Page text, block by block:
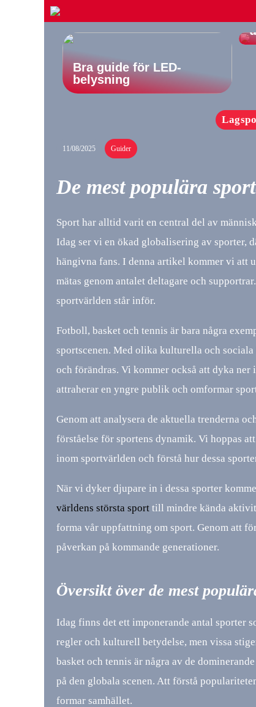
Bra guide för LED-
belysning
11/08/2025 Guider
De mest populära
Sport har alltid varit en central del av
Idag ser vi en ökad globalisering av sporter,
hängivna fans. I denna artikel kommer vi att
mätas genom antalet deltagare och
sportvärlden står inför.
Fotboll, basket och tennis är bara några
sportscenen. Med olika kulturella och
och förändras. Vi kommer också att dyka ner
attraherar en yngre publik och omformar
Genom att analysera de aktuella trenderna
förståelse för sportens dynamik. Vi hoppas
inom sportvärlden och förstå hur dessa
När vi dyker djupare in i dessa sporter
världens största sport till mindre kända
forma vår uppfattning om sport. Genom att
påverkan på kommande generationer.
Översikt över de mest
Idag finns det ett imponerande antal sporter
regler och kulturell betydelse, men vissa
basket och tennis är några av de
på den globala scenen. Att förstå
formar samhället.